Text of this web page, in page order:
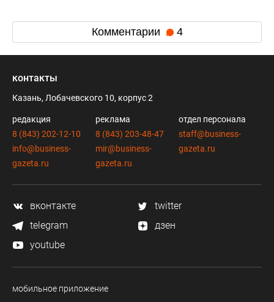
Комментарии 4
контакты
Казань, Лобачевского 10, корпус 2
редакция
8 (843) 202-12-10
info@business-
gazeta.ru
реклама
8 (843) 203-48-47
mir@business-
gazeta.ru
отдел персонала
staff@business-
gazeta.ru
вконтакте
twitter
telegram
дзен
youtube
мобильное приложение